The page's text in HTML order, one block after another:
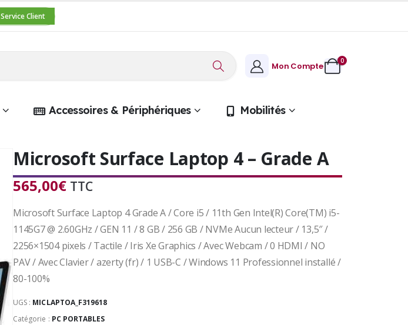
Service Client
Mon Compte 0
Accessoires & Périphériques Mobilités
Microsoft Surface Laptop 4 – Grade A
565,00€ TTC
Microsoft Surface Laptop 4 Grade A / Core i5 / 11th Gen Intel(R) Core(TM) i5-
1145G7 @ 2.60GHz / GEN 11 / 8 GB / 256 GB / NVMe Aucun lecteur / 13,5″ /
2256×1504 pixels / Tactile / Iris Xe Graphics / Avec Webcam / 0 HDMI / NO
PAV / Avec Clavier / azerty (fr) / 1 USB-C / Windows 11 Professionnel installé /
80-100%
UGS : MICLAPTOA_F319618
Catégorie : PC PORTABLES